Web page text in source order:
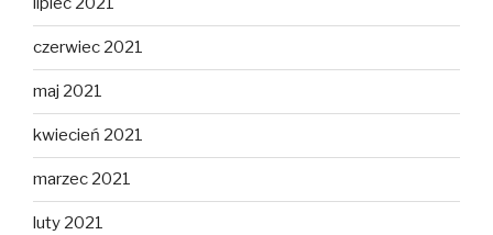
czerwiec 2021
maj 2021
kwiecień 2021
marzec 2021
luty 2021